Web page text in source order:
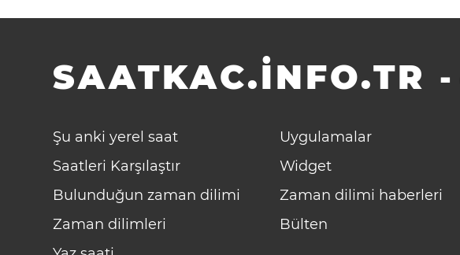
SAATKAC.INFO.TR -
Şu anki yerel saat
Saatleri Karşılaştır
Bulunduğun zaman dilimi
Zaman dilimleri
Uygulamalar
Widget
Zaman dilimi haberleri
Bülten